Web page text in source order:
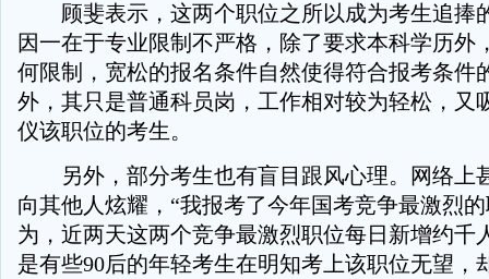
顾斐表示，这两个职位之所以成为考生追捧
因一在于专业限制不严格，除了要求本科学历外
何限制，宽松的报名条件自然使得符合报考条件
外，其只是普通科员岗，工作相对较为轻松，又
仪该职位的考生。
另外，部分考生也有盲目跟风心理。网络上
向其他人炫耀，“我报考了今年国考竞争最激烈
为，近两天这两个竞争最激烈职位每日新增约千
是有些90后的年轻考生在明知考上该职位无望，